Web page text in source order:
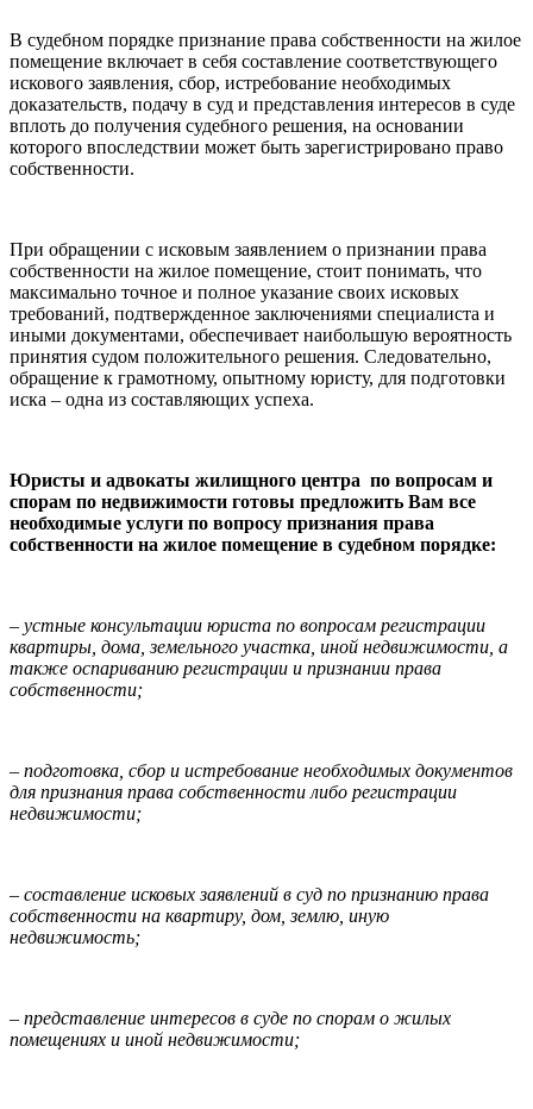
В судебном порядке признание права собственности на жилое
помещение включает в себя составление соответствующего
искового заявления, сбор, истребование необходимых
доказательств, подачу в суд и представления интересов в суде
вплоть до получения судебного решения, на основании
которого впоследствии может быть зарегистрировано право
собственности.
При обращении с исковым заявлением о признании права
собственности на жилое помещение, стоит понимать, что
максимально точное и полное указание своих исковых
требований, подтвержденное заключениями специалиста и
иными документами, обеспечивает наибольшую вероятность
принятия судом положительного решения. Следовательно,
обращение к грамотному, опытному юристу, для подготовки
иска – одна из составляющих успеха.
Юристы и адвокаты жилищного центра по вопросам и
спорам по недвижимости готовы предложить Вам все
необходимые услуги по вопросу признания права
собственности на жилое помещение в судебном порядке:
– устные консультации юриста по вопросам регистрации
квартиры, дома, земельного участка, иной недвижимости, а
также оспариванию регистрации и признании права
собственности;
– подготовка, сбор и истребование необходимых документов
для признания права собственности либо регистрации
недвижимости;
– составление исковых заявлений в суд по признанию права
собственности на квартиру, дом, землю, иную
недвижимость;
– представление интересов в суде по спорам о жилых
помещениях и иной недвижимости;